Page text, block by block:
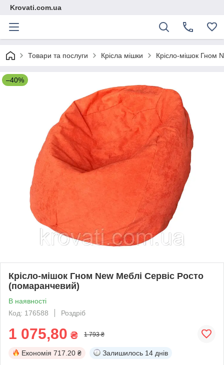
Krovati.com.ua
Товари та послуги Крісла мішки Крісло-мішок Гном
–40%
Крісло-мішок Гном New Меблі Сервіс Росто
(помаранчевий)
В наявності
Код: 176588
Роздріб
1 075,80 ₴ 1 793 ₴
Економія 717.20 ₴ Залишилось 14 днів